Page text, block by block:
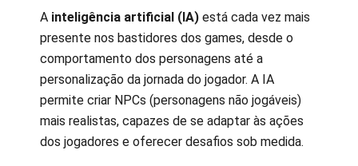
A inteligência artificial (IA) está cada vez mais
presente nos bastidores dos games, desde o
comportamento dos personagens até a
personalização da jornada do jogador. A IA
permite criar NPCs (personagens não jogáveis)
mais realistas, capazes de se adaptar às ações
dos jogadores e oferecer desafios sob medida.